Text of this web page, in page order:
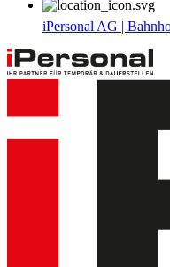
iPersonal AG |